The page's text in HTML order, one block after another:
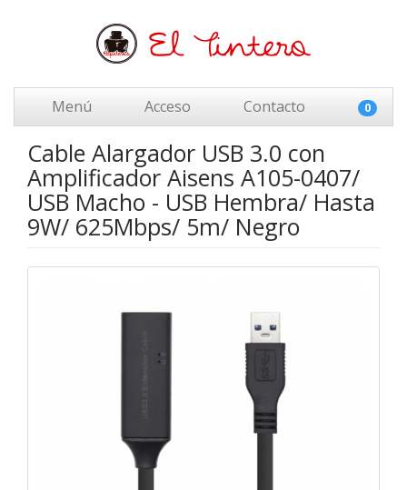
Menú Acceso Contacto 0
Cable Alargador USB 3.0 con
Amplificador Aisens A105-0407/
USB Macho - USB Hembra/ Hasta
9W/ 625Mbps/ 5m/ Negro